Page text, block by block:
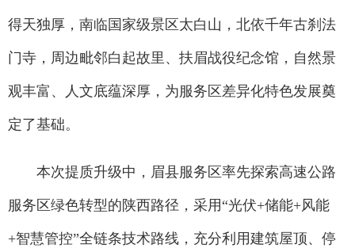
得天独厚，南临国家级景区太白山，北依千年古刹法
门寺，周边毗邻白起故里、扶眉战役纪念馆，自然景
观丰富、人文底蕴深厚，为服务区差异化特色发展奠
定了基础。
本次提质升级中，眉县服务区率先探索高速公路
服务区绿色转型的陕西路径，采用“光伏+储能+风能
+智慧管控”全链条技术路线，充分利用建筑屋顶、停